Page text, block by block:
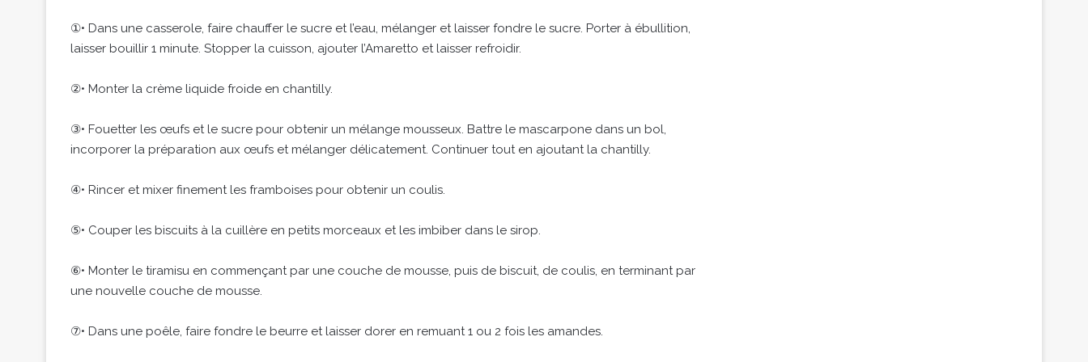
①• Dans une casserole, faire chauffer le sucre et l’eau, mélanger et laisser fondre le sucre. Porter à ébullition,
laisser bouillir 1 minute. Stopper la cuisson, ajouter l’Amaretto et laisser refroidir.
②• Monter la crème liquide froide en chantilly.
③• Fouetter les œufs et le sucre pour obtenir un mélange mousseux. Battre le mascarpone dans un bol,
incorporer la préparation aux œufs et mélanger délicatement. Continuer tout en ajoutant la chantilly.
④• Rincer et mixer finement les framboises pour obtenir un coulis.
⑤• Couper les biscuits à la cuillère en petits morceaux et les imbiber dans le sirop.
⑥• Monter le tiramisu en commençant par une couche de mousse, puis de biscuit, de coulis, en terminant par
une nouvelle couche de mousse.
⑦• Dans une poêle, faire fondre le beurre et laisser dorer en remuant 1 ou 2 fois les amandes.